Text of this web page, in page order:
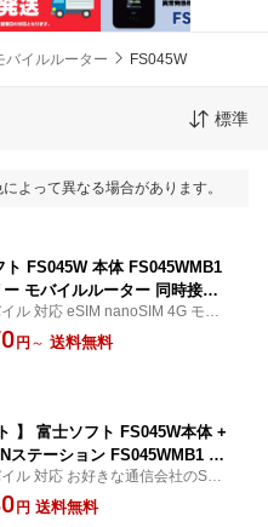
バイルルーター FS045W
標準
よって異なる場合があります。
ト FS045W 本体 FS045WMB1
モバイルルーター 同時接続
(Wi-Fi)+1台（USB) 最大速度43
Fi5 ポケットWi-Fi pocket W
ル 対応 eSIM nanoSIM 4G モバ
ルーター お好きな通信会社のSIM
自分にぴったりのネット環境を実
円 ～ 送料無料
】 富士ソフト FS045W本体 +
ステーション FS045WMB1 CL
ー モバイルルーター 同時接
Fi)+1台（USB) 最大速度433
ル 対応 お好きな通信会社のSIM
分にぴったりのネット環境を実
代 通信費節約 光回線からの乗り
円 送料無料